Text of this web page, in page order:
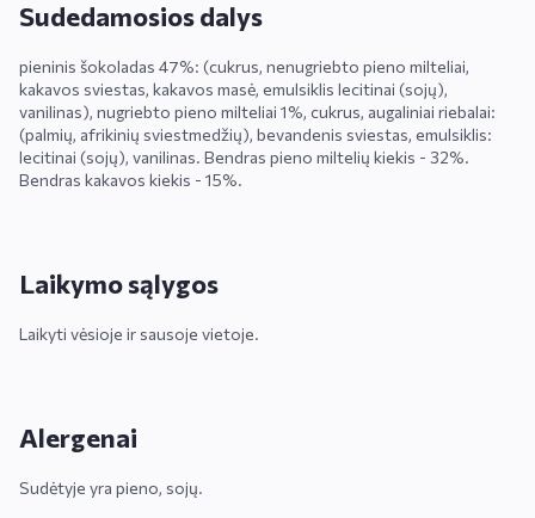
Sudedamosios dalys
pieninis šokoladas 47%: (cukrus, nenugriebto pieno milteliai,
kakavos sviestas, kakavos masė, emulsiklis lecitinai (sojų),
vanilinas), nugriebto pieno milteliai 1%, cukrus, augaliniai riebalai:
(palmių, afrikinių sviestmedžių), bevandenis sviestas, emulsiklis:
lecitinai (sojų), vanilinas. Bendras pieno miltelių kiekis - 32%.
Bendras kakavos kiekis - 15%.
Laikymo sąlygos
Laikyti vėsioje ir sausoje vietoje.
Alergenai
Sudėtyje yra pieno, sojų.